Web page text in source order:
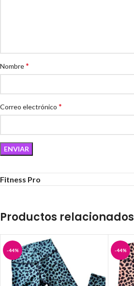
Nombre*
Correo electrónico *
Fitness Pro
Productos relacionados
-44% -44%